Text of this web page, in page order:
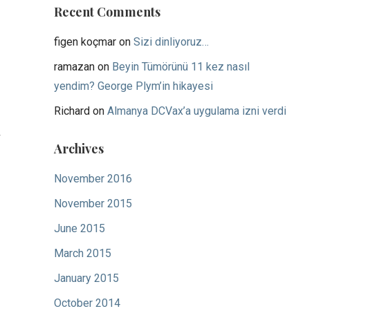
Recent Comments
figen koçmaron Sizi dinliyoruz…
ramazanon Beyin Tümörünü 11 kez nasıl
yendim? George Plym’in hikayesi
Richardon Almanya DCVax’a uygulama izni verdi
Archives
November 2016
November 2015
June 2015
March 2015
January 2015
October 2014